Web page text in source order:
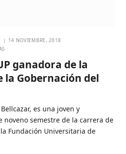
14 NOVIEMBRE, 2018
ganadora de la
la Gobernación del
es una joven y
noveno semestre de la carrera de
Fundación Universitaria de